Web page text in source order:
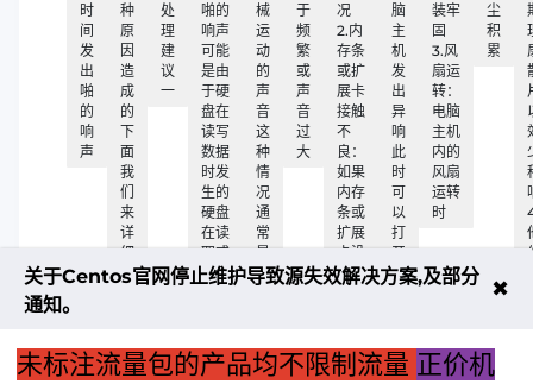
时
间
发
出
啪
的
响
声
种
原
因
造
成
的
下
面
我
们
来
详
细
解
可
能
处
理
建
议
一
啪的
响声
可能
是由
于硬
盘在
读写
数据
时发
生的
硬盘
在读
取或
写入
械
运
动
的
声
音
这
种
情
况
通
常
是
正
于
频
繁
或
声
音
过
大
况
2.内
存条
或扩
展卡
接触
不
良：
如果
内存
条或
扩展
卡没
有安
脑
主
机
发
出
异
响
此
时
可
以
打
开
电
箱
装牢
固
3.风
扇运
转：
电脑
主机
内的
风扇
运转
时
尘
积
累
关于Centos官网停止维护导致源失效解决方案,及部分
通知。
✖
未标注流量包的产品均不限制流量 正价机